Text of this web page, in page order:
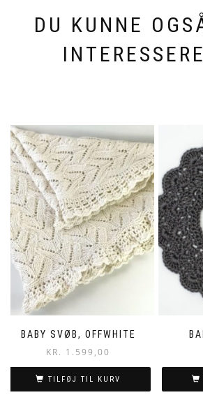
DU KUNNE
BABY SVØB, OFFWHITE
KR. 1.599,00
TILFØJ TIL KURV